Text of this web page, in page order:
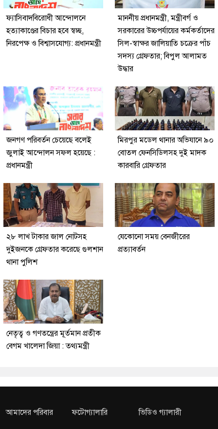
ফ্যাসিবাদবিরোধী আন্দোলনে
হত্যাকাণ্ডের বিচার হবে স্বচ্ছ,
নিরপেক্ষ ও বিশ্বাসযোগ্য: প্রধানমন্ত্রী
মাননীয় প্রধানমন্ত্রী, মন্ত্রীবর্গ ও
সরকারের উচ্চপর্যায়ের কর্মকর্তাদের
সিল-স্বাক্ষর জালিয়াতি চক্রের পাঁচ
সদস্য গ্রেফতার; বিপুল আলামত
উদ্ধার
জনগণ পরিবর্তন চেয়েছে বলেই
জুলাই আন্দোলন সফল হয়েছে :
প্রধানমন্ত্রী
মিরপুর মডেল থানার অভিযানে ৯০
বোতল ফেনসিডিলসহ দুই মাদক
কারবারি গ্রেফতার
২৮ লাখ টাকার জাল নোটসহ
দুইজনকে গ্রেফতার করেছে গুলশান
থানা পুলিশ
যেকোনো সময় বেনজীরের
প্রত্যাবর্তন
নেতৃত্ব ও গণতন্ত্রের মূর্তমান প্রতীক
বেগম খালেদা জিয়া : তথ্যমন্ত্রী
আমাদের পরিবার ফটোগ্যালারি ভিডিও গ্যালারী